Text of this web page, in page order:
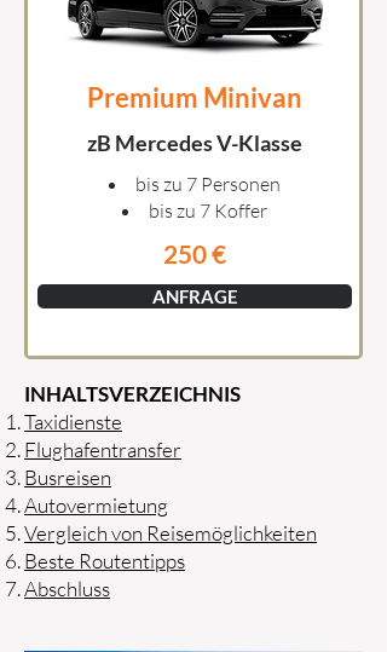
Premium Minivan
zB Mercedes V-Klasse
bis zu 7 Personen
bis zu 7 Koffer
250 €
ANFRAGE
INHALTSVERZEICHNIS
Taxidienste
Flughafentransfer
Busreisen
Autovermietung
Vergleich von Reisemöglichkeiten
Beste Routentipps
Abschluss